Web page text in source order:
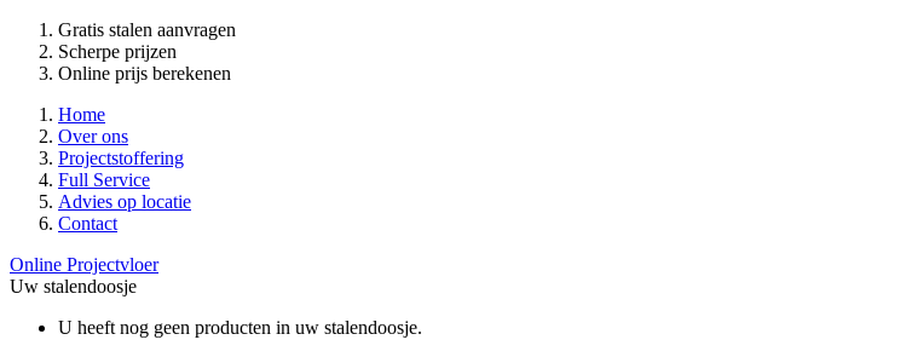
Gratis stalen aanvragen
Scherpe prijzen
Online prijs berekenen
Home
Over ons
Projectstoffering
Full Service
Advies op locatie
Contact
Online Projectvloer
Uw stalendoosje
U heeft nog geen producten in uw stalendoosje.